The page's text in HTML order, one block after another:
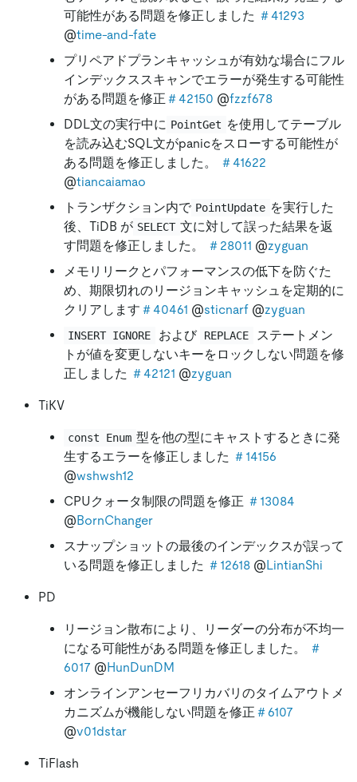
可能性がある問題を修正しました ＃41293
@time-and-fate
プリペアドプランキャッシュが有効な場合にフル
インデックススキャンでエラーが発生する可能性
がある問題を修正 ＃42150 @fzzf678
DDL文の実行中に PointGet を使用してテーブル
を読み込むSQL文がpanicをスローする可能性が
ある問題を修正しました。
＃41622
@tiancaiamao
トランザクション内で PointUpdate を実行した
後、TiDB が SELECT 文に対して誤った結果を返
す問題を修正しました。
＃28011 @zyguan
メモリリークとパフォーマンスの低下を防ぐた
め、期限切れのリージョンキャッシュを定期的に
クリアします ＃40461 @sticnarf @zyguan
INSERT IGNORE および REPLACE
ステートメン
トが値を変更しないキーをロックしない問題を修
正しました ＃42121 @zyguan
TiKV
const Enum 型を他の型にキャストするときに発
生するエラーを修正しました ＃14156
@wshwsh12
CPUクォータ制限の問題を修正 ＃13084
@BornChanger
スナップショットの最後のインデックスが誤って
いる問題を修正しました ＃12618 @LintianShi
PD
リージョン散布により、リーダーの分布が不均一
になる可能性がある問題を修正しました。
＃
6017 @HunDunDM
オンラインアンセーフリカバリのタイムアウトメ
カニズムが機能しない問題を修正 ＃6107
@v01dstar
TiFlash